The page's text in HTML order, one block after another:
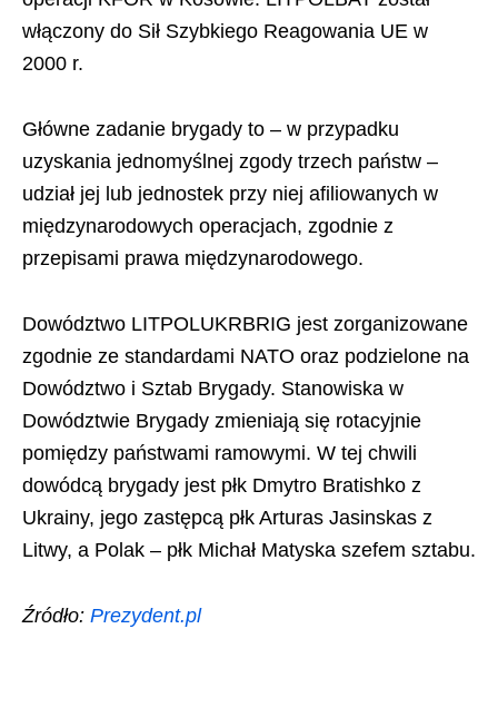
włączony do Sił Szybkiego Reagowania UE w
2000 r.
Główne zadanie brygady to – w przypadku
uzyskania jednomyślnej zgody trzech państw –
udział jej lub jednostek przy niej afiliowanych w
międzynarodowych operacjach, zgodnie z
przepisami prawa międzynarodowego.
Dowództwo LITPOLUKRBRIG jest zorganizowane
zgodnie ze standardami NATO oraz podzielone na
Dowództwo i Sztab Brygady. Stanowiska w
Dowództwie Brygady zmieniają się rotacyjnie
pomiędzy państwami ramowymi. W tej chwili
dowódcą brygady jest płk Dmytro Bratishko z
Ukrainy, jego zastępcą płk Arturas Jasinskas z
Litwy, a Polak – płk Michał Matyska szefem sztabu.
Źródło: Prezydent.pl